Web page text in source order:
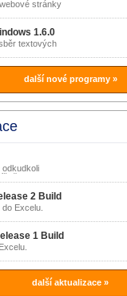
stránky
1.6.0
textových
další nové programy »
odkudkoli
2 Build
Excelu.
1 Build
další aktualizace »